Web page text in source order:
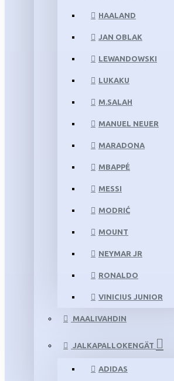
HAALAND
JAN OBLAK
LEWANDOWSKI
LUKAKU
M.SALAH
MANUEL NEUER
MARADONA
MBAPPÉ
MESSI
MODRIĆ
MOUNT
NEYMAR JR
RONALDO
VINICIUS JUNIOR
MAALIVAHDIN
JALKAPALLOKENGÄT
ADIDAS